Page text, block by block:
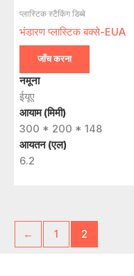
प्लास्टिक स्टैकिंग डिब्बे
भंडारण प्लास्टिक बक्से-EUA
जाँच करना
नमूना
ईयूए
आयाम (मिमी)
300 * 200 * 148
आयतन (एल)
6.2
← 1 2